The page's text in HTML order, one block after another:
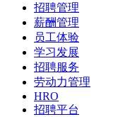
招聘管理
薪酬管理
员工体验
学习发展
招聘服务
劳动力管理
HRO
招聘平台